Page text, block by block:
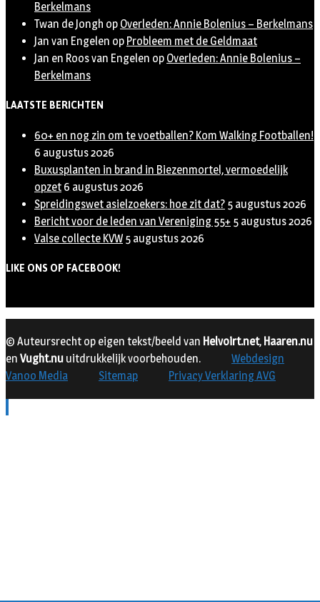
Berkelmans
Twan de Jongh op Overleden: Annie Bolenius – Berkelmans
Jan van Engelen op Probleem met de Geldmaat
Jan en Roos van Engelen op Overleden: Annie Bolenius –
Berkelmans
LAATSTE BERICHTEN
60+ en nog zin om te voetballen? Kom Walking Footballen!
6 augustus 2026
Buxusplanten in brand in Biezenmortel, vermoedelijk
opzet 6 augustus 2026
Spreidingswet asielzoekers: hoe zit dat? 5 augustus 2026
Bericht voor de leden van Vereniging 55+ 5 augustus 2026
Valse collecte KVW 5 augustus 2026
LIKE ONS OP FACEBOOK!
© Auteursrecht op eigen tekst/beeld van Helvoirt.net, Haaren.nu
en Vught.nu uitdrukkelijk voorbehouden.
Webdesign
Vanoo Media
Sitemap Privacy Verklaring AVG